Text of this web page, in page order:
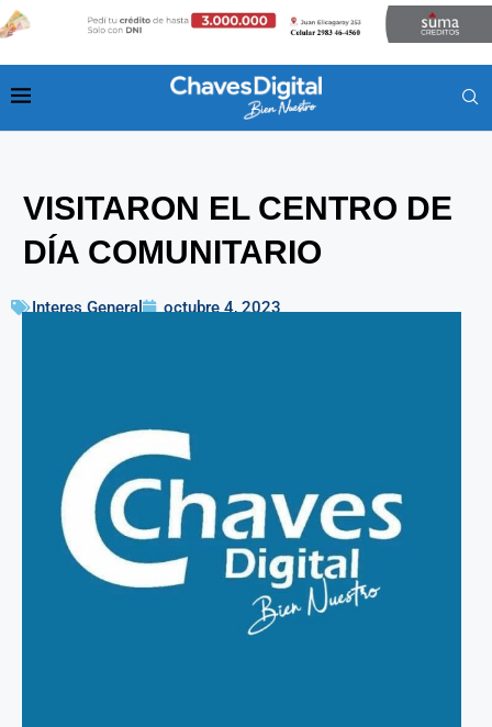
VISITARON EL CENTRO DE
DÍA COMUNITARIO
Interes General octubre 4, 2023